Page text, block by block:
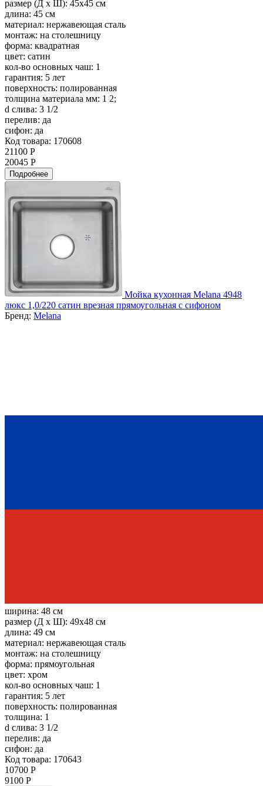
размер (Д х Ш): 45x45 см
длина: 45 см
материал: нержавеющая сталь
монтаж: на столешницу
форма: квадратная
цвет: сатин
кол-во основных чаш: 1
гарантия: 5 лет
поверхность: полированная
толщина материала мм: 1 2;
d слива: 3 1/2
перелив: да
сифон: да
Код товара: 170608
21100 Р
20045 Р
Подробнее
Мойка кухонная Melana 4948
люкс 1,0/220 сатин врезная прямоугольная с сифоном
Бренд: Melana
ширина: 48 см
размер (Д х Ш): 49x48 см
длина: 49 см
материал: нержавеющая сталь
монтаж: на столешницу
форма: прямоугольная
цвет: хром
кол-во основных чаш: 1
гарантия: 5 лет
поверхность: полированная
толщина: 1
d слива: 3 1/2
перелив: да
сифон: да
Код товара: 170643
10700 Р
9100 Р